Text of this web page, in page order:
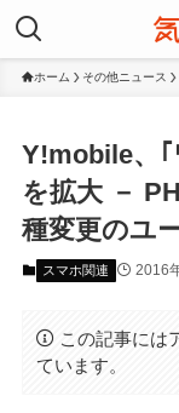
ホーム その他ニュース
Y!mobile、
を拡大 －
種変更のユ
スマホ関連 2016
この記事には
ています。